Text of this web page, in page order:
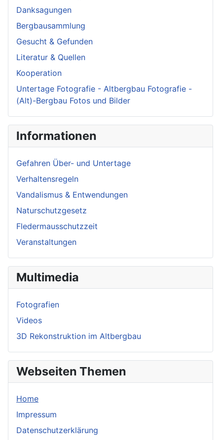
Danksagungen
Bergbausammlung
Gesucht & Gefunden
Literatur & Quellen
Kooperation
Untertage Fotografie - Altbergbau Fotografie -
(Alt)-Bergbau Fotos und Bilder
Informationen
Gefahren Über- und Untertage
Verhaltensregeln
Vandalismus & Entwendungen
Naturschutzgesetz
Fledermausschutzzeit
Veranstaltungen
Multimedia
Fotografien
Videos
3D Rekonstruktion im Altbergbau
Webseiten Themen
Home
Impressum
Datenschutzerklärung